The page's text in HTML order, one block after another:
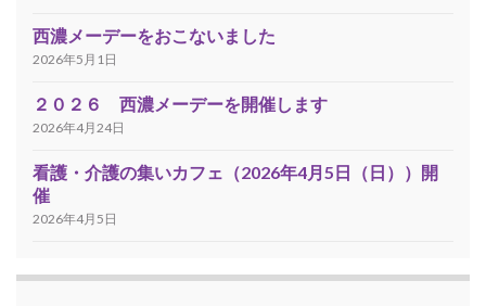
西濃メーデーをおこないました
2026年5月1日
２０２６ 西濃メーデーを開催します
2026年4月24日
看護・介護の集いカフェ（2026年4月5日（日））開
催
2026年4月5日